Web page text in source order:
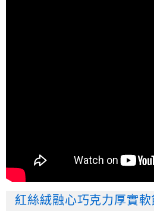
紅絲絨融心巧克力厚實